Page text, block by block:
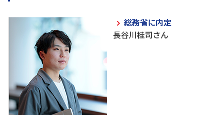
総務省に内定
長谷川桂司さん